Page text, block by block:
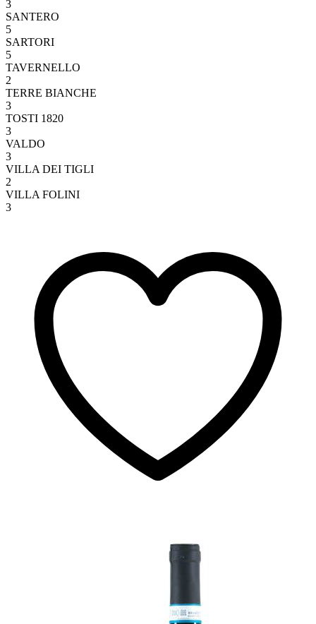
3
SANTERO
5
SARTORI
5
TAVERNELLO
2
TERRE BIANCHE
3
TOSTI 1820
3
VALDO
3
VILLA DEI TIGLI
2
VILLA FOLINI
3